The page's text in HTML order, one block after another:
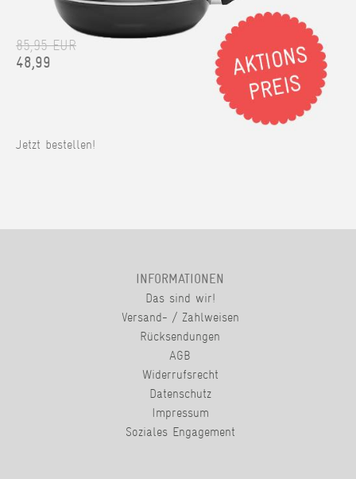
85,95 EUR
48,99
Jetzt bestellen!
INFORMATIONEN
Das sind wir!
Versand- / Zahlweisen
Rücksendungen
AGB
Widerrufsrecht
Datenschutz
Impressum
Soziales Engagement